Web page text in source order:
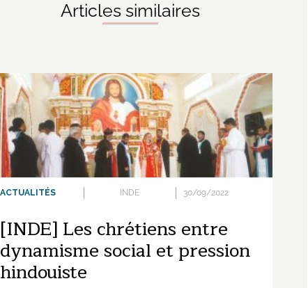
Articles similaires
ACTUALITÉS INDE 30/09/2022
[INDE] Les chrétiens entre
dynamisme social et pression
hindouiste